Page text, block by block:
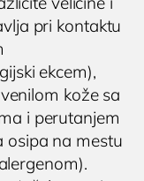
pri kontaktu
ekcem),
kože sa
i perutanjem
osipa na mestu